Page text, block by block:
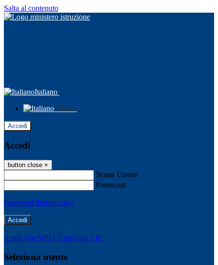
Salta al contenuto
Italiano
Italiano
Accedi
Accedi
button close ×
Nome Utente
Password
Password dimenticata?
-
Entra con SPID Entra con CIE
Seleziona utente